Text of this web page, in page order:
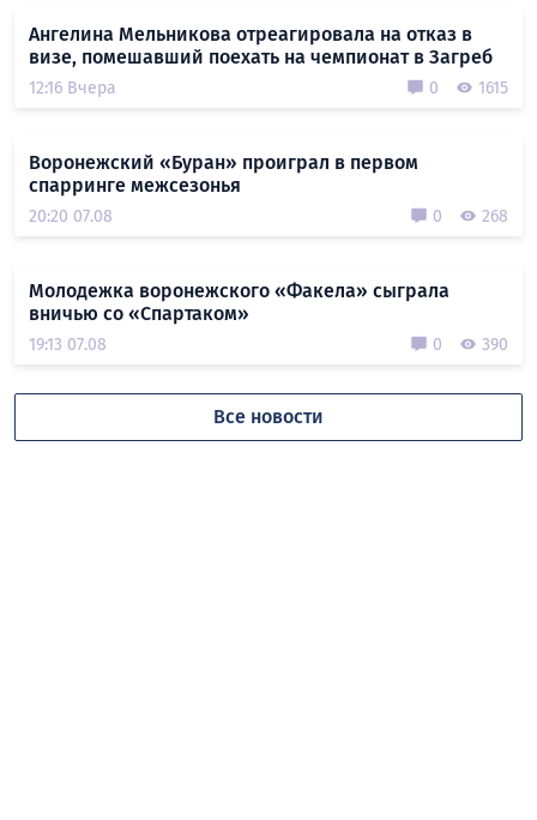
Ангелина Мельникова отреагировала на отказ в
визе, помешавший поехать на чемпионат в Загреб
12:16 Вчера 0 1615
Воронежский «Буран» проиграл в первом
спарринге межсезонья
20:20 07.08 0 268
Молодежка воронежского «Факела» сыграла
вничью со «Спартаком»
19:13 07.08 0 390
Все новости